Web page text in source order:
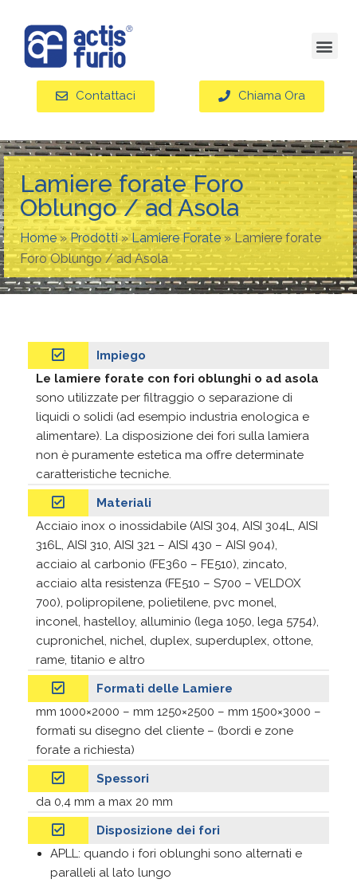
Contattaci Chiama Ora
Lamiere forate Foro
Oblungo / ad Asola
Home»Prodotti»Lamiere Forate » Lamiere forate
Foro Oblungo / ad Asola
Impiego
Le lamiere forate con fori oblunghi o ad asola
sono utilizzate per filtraggio o separazione di
liquidi o solidi (ad esempio industria enologica e
alimentare). La disposizione dei fori sulla lamiera
non è puramente estetica ma offre determinate
caratteristiche tecniche.
Materiali
Acciaio inox o inossidabile (AISI 304, AISI 304L, AISI
316L, AISI 310, AISI 321 – AISI 430 – AISI 904),
acciaio al carbonio (FE360 – FE510), zincato,
acciaio alta resistenza (FE510 – S700 – VELDOX
700), polipropilene, polietilene, pvc monel,
inconel, hastelloy, alluminio (lega 1050, lega 5754),
cupronichel, nichel, duplex, superduplex, ottone,
rame, titanio e altro
Formati delle Lamiere
mm 1000×2000 – mm 1250×2500 – mm 1500×3000 –
formati su disegno del cliente – (bordi e zone
forate a richiesta)
Spessori
da 0,4 mm a max 20 mm
Disposizione dei fori
APLL: quando i fori oblunghi sono alternati e
paralleli al lato lungo